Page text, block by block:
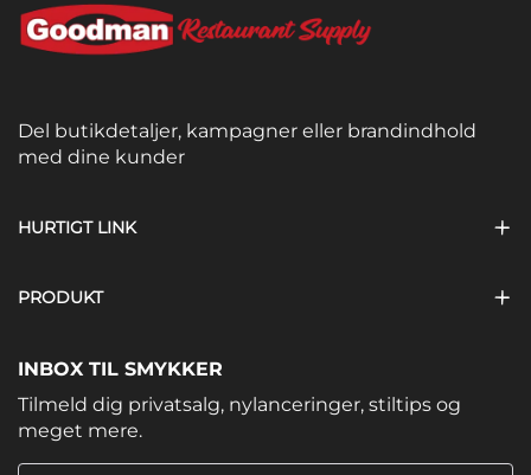
Del butikdetaljer, kampagner eller brandindhold
med dine kunder
HURTIGT LINK
PRODUKT
INBOX TIL SMYKKER
Tilmeld dig privatsalg, nylanceringer, stiltips og
meget mere.